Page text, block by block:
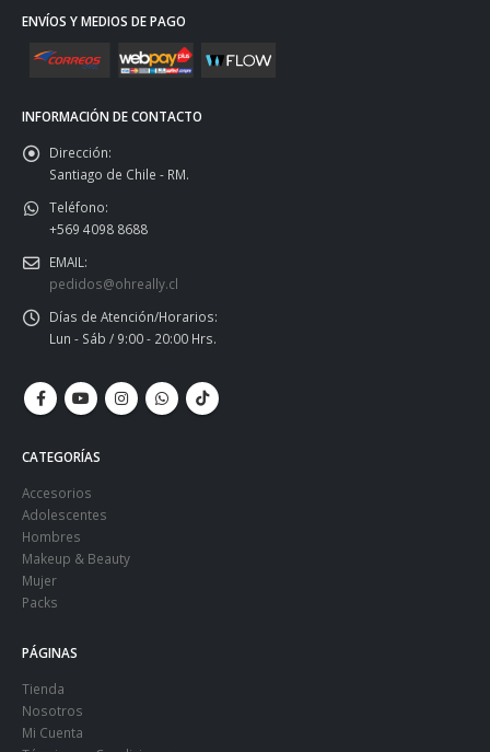
ENVÍOS Y MEDIOS DE PAGO
INFORMACIÓN DE CONTACTO
Dirección:
Santiago de Chile - RM.
Teléfono:
+569 4098 8688
EMAIL:
pedidos@ohreally.cl
Días de Atención/Horarios:
Lun - Sáb / 9:00 - 20:00 Hrs.
CATEGORÍAS
Accesorios
Adolescentes
Hombres
Makeup & Beauty
Mujer
Packs
PÁGINAS
Tienda
Nosotros
Mi Cuenta